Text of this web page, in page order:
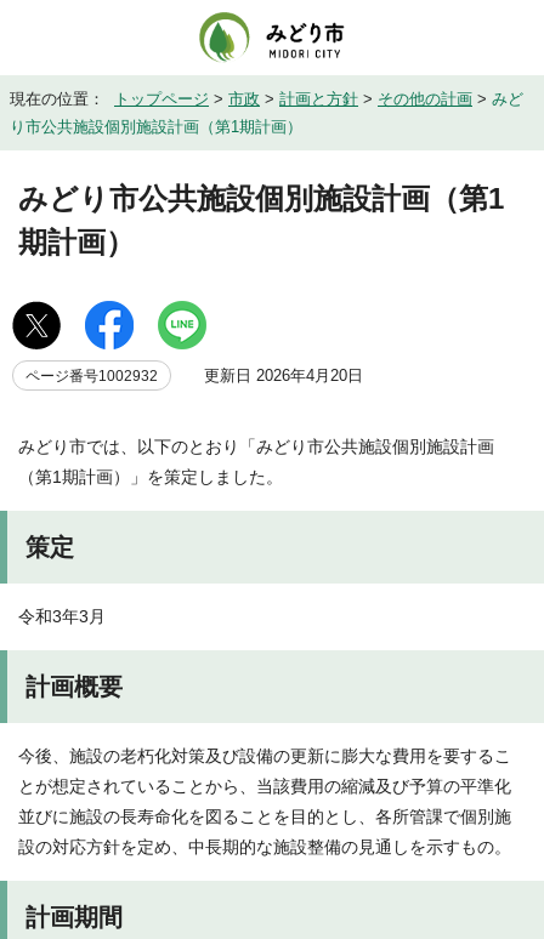
現在の位置： トップページ > 市政 > 計画と方針 > その他の計画 > みど
り市公共施設個別施設計画（第1期計画）
みどり市公共施設個別施設計画（第1
期計画）
ページ番号1002932 更新日 2026年4月20日
みどり市では、以下のとおり「みどり市公共施設個別施設計画
（第1期計画）」を策定しました。
策定
令和3年3月
計画概要
今後、施設の老朽化対策及び設備の更新に膨大な費用を要するこ
とが想定されていることから、当該費用の縮減及び予算の平準化
並びに施設の長寿命化を図ることを目的とし、各所管課で個別施
設の対応方針を定め、中長期的な施設整備の見通しを示すもの。
計画期間